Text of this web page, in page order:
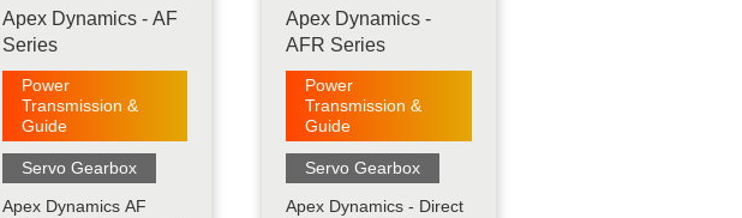
Apex Dynamics - AF
Series
Power
Transmission &
Guide
Servo Gearbox
Apex Dynamics AF
Apex Dynamics -
AFR Series
Power
Transmission &
Guide
Servo Gearbox
Apex Dynamics - Direct